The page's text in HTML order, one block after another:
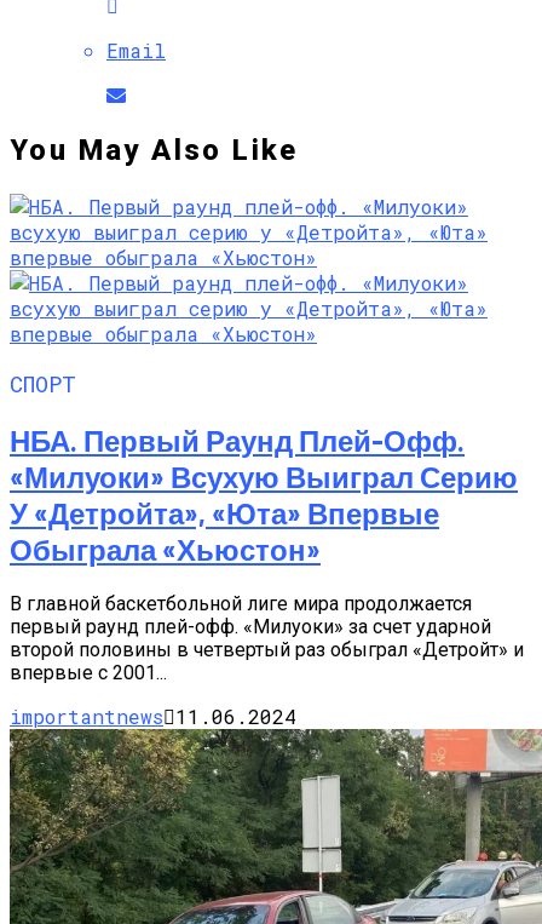
Email
You May Also Like
СПОРТ
НБА. Первый Раунд Плей-Офф.
«Милуоки» Всухую Выиграл Серию
У «Детройта», «Юта» Впервые
Обыграла «Хьюстон»
В главной баскетбольной лиге мира продолжается
первый раунд плей-офф. «Милуоки» за счет ударной
второй половины в четвертый раз обыграл «Детройт» и
впервые с 2001...
importantnews 11.06.2024